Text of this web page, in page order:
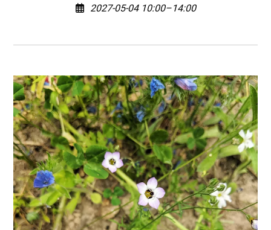
2027-05-04 10:00–14:00